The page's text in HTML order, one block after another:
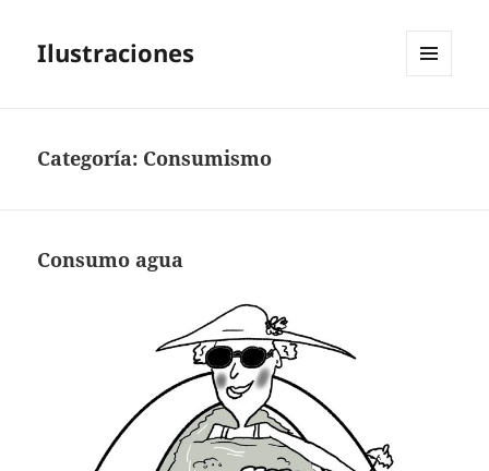
Ilustraciones
Categoría: Consumismo
Consumo agua